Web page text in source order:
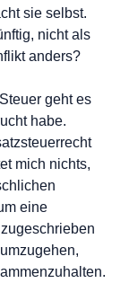
sie selbst.
nicht als
anders?
geht es
habe.
mich nichts,
eine